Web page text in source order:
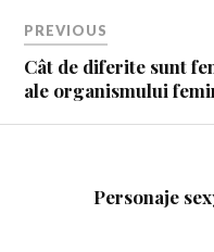
PREVIOUS
Cât de diferite sunt
ale organismului
Personaje